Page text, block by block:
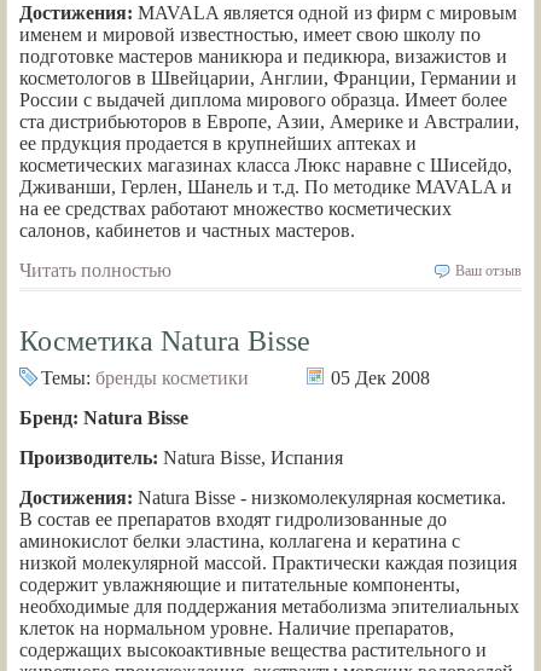
Достижения: MAVALA является одной из фирм с мировым
именем и мировой известностью, имеет свою школу по
подготовке мастеров маникюра и педикюра, визажистов и
косметологов в Швейцарии, Англии, Франции, Германии и
России с выдачей диплома мирового образца. Имеет более
ста дистрибьюторов в Европе, Азии, Америке и Австралии,
ее прдукция продается в крупнейших аптеках и
косметических магазинах класса Люкс наравне с Шисейдо,
Дживанши, Герлен, Шанель и т.д. По методике MAVALA и
на ее средствах работают множество косметических
салонов, кабинетов и частных мастеров.
Читать полностью
Ваш отзыв
Косметика Natura Bisse
Темы: бренды косметики
05 Дек 2008
Бренд: Natura Bisse
Производитель: Natura Bisse, Испания
Достижения: Natura Bisse - низкомолекулярная косметика.
В состав ее препаратов входят гидролизованные до
аминокислот белки эластина, коллагена и кератина с
низкой молекулярной массой. Практически каждая позиция
содержит увлажняющие и питательные компоненты,
необходимые для поддержания метаболизма эпителиальных
клеток на нормальном уровне. Наличие препаратов,
содержащих высокоактивные вещества растительного и